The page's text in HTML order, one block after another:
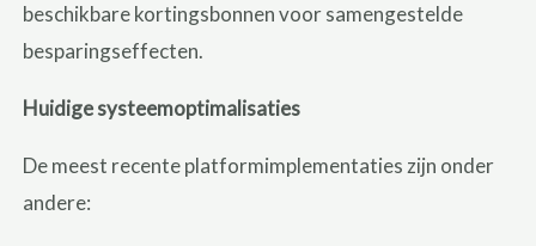
beschikbare kortingsbonnen voor samengestelde
besparingseffecten.
Huidige systeemoptimalisaties
De meest recente platformimplementaties zijn onder
andere: